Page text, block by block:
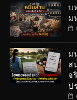
บ
ม
ม
ส
จ
ป